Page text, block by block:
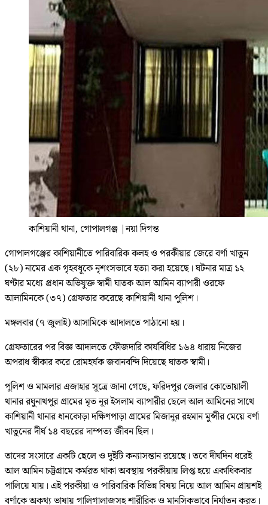
কাশিয়ানী থানা, গোপালগঞ্জ |নয়া দিগন্ত
গোপালগঞ্জের কাশিয়ানীতে পারিবারিক কলহ ও পরকীয়ার জেরে বর্ণা খাতুন
(২৮) নামের এক গৃহবধূকে নৃশংসভাবে হত্যা করা হয়েছে। ঘটনার মাত্র ১২
ঘণ্টার মধ্যে প্রধান অভিযুক্ত স্বামী ঘাতক আল আমিন ব্যাপারী ওরফে
আলামিনকে (৩৭) গ্রেফতার করেছে কাশিয়ানী থানা পুলিশ।
মঙ্গলবার (৭ জুলাই) আসামিকে আদালতে পাঠানো হয়।
গ্রেফতারের পর বিজ্ঞ আদালতে ফৌজদারি কার্যবিধির ১৬৪ ধারায় নিজের
অপরাধ স্বীকার করে রোমহর্ষক জবানবন্দি দিয়েছে ঘাতক স্বামী।
পুলিশ ও মামলার এজাহার সূত্রে জানা গেছে, ফরিদপুর জেলার কোতোয়ালী
থানার রঘুনাথপুর গ্রামের মৃত নূর ইসলাম ব্যাপারীর ছেলে আল আমিনের সাথে
কাশিয়ানী থানার ধানকোড়া দক্ষিণপাড়া গ্রামের মিজানুর রহমান মুন্সীর মেয়ে বর্ণা
খাতুনের দীর্ঘ ১৪ বছরের দাম্পত্য জীবন ছিল।
তাদের সংসারে একটি ছেলে ও দুইটি কন্যাসন্তান রয়েছে। তবে দীর্ঘদিন ধরেই
আল আমিন চট্টগ্রামে কর্মরত থাকা অবস্থায় পরকীয়ায় লিপ্ত হয়ে একাধিকবার
পালিয়ে যায়। এই পরকীয়া ও পারিবারিক বিভিন্ন বিষয় নিয়ে আল আমিন প্রায়শই
বর্ণাকে অকথ্য ভাষায় গালিগালাজসহ শারীরিক ও মানসিকভাবে নির্যাতন করত।